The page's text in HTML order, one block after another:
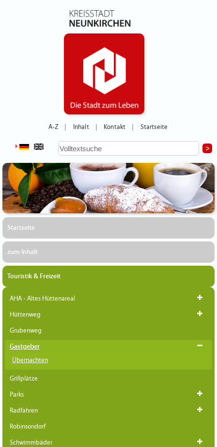
A-Z Inhalt Kontakt Startseite
Startseite
zum Inhalt
Touristik & Freizeit
AHA - Altes Hüttenareal
Hüttenweg
Grubenweg
Gastgeber
Übernachten
Grillplätze
Parks
Radfahren
Robinsondorf
Schwimmbäder